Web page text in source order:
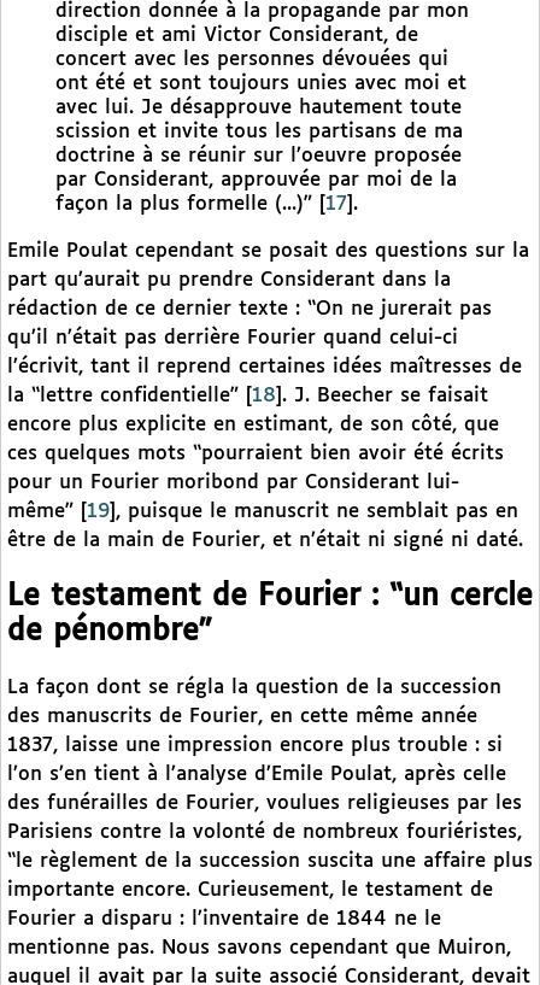
direction donnée à la propagande par mon
disciple et ami Victor Considerant, de
concert avec les personnes dévouées qui
ont été et sont toujours unies avec moi et
avec lui. Je désapprouve hautement toute
scission et invite tous les partisans de ma
doctrine à se réunir sur l’oeuvre proposée
par Considerant, approuvée par moi de la
façon la plus formelle (...)”
17 .
Emile Poulat cependant se posait des questions sur la
part qu’aurait pu prendre Considerant dans la
rédaction de ce dernier texte : “On ne jurerait pas
qu’il n’était pas derrière Fourier quand celui-ci
l’écrivit, tant il reprend certaines idées maîtresses de
la “lettre confidentielle”
18 . J. Beecher se faisait
encore plus explicite en estimant, de son côté, que
ces quelques mots “pourraient bien avoir été écrits
pour un Fourier moribond par Considerant lui-
même”
19 , puisque le manuscrit ne semblait pas en
être de la main de Fourier, et n’était ni signé ni daté.
Le testament de Fourier : “un cercle
de pénombre”
La façon dont se régla la question de la succession
des manuscrits de Fourier, en cette même année
1837, laisse une impression encore plus trouble : si
l’on s’en tient à l’analyse d’Emile Poulat, après celle
des funérailles de Fourier, voulues religieuses par les
Parisiens contre la volonté de nombreux fouriéristes,
“le règlement de la succession suscita une affaire plus
importante encore. Curieusement, le testament de
Fourier a disparu : l’inventaire de 1844 ne le
mentionne pas. Nous savons cependant que Muiron,
auquel il avait par la suite associé Considerant, devait